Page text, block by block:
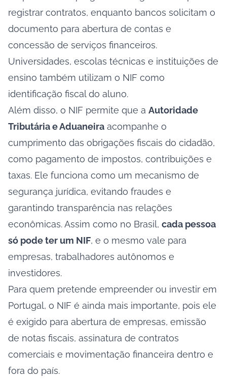
registrar contratos, enquanto bancos solicitam o
documento para abertura de contas e
concessão de serviços financeiros.
Universidades, escolas técnicas e instituições de
ensino também utilizam o NIF como
identificação fiscal do aluno.
Além disso, o NIF permite que a Autoridade
Tributária e Aduaneira acompanhe o
cumprimento das obrigações fiscais do cidadão,
como pagamento de impostos, contribuições e
taxas. Ele funciona como um mecanismo de
segurança jurídica, evitando fraudes e
garantindo transparência nas relações
econômicas. Assim como no Brasil, cada pessoa
só pode ter um NIF, e o mesmo vale para
empresas, trabalhadores autônomos e
investidores.
Para quem pretende empreender ou investir em
Portugal, o NIF é ainda mais importante, pois ele
é exigido para abertura de empresas, emissão
de notas fiscais, assinatura de contratos
comerciais e movimentação financeira dentro e
fora do país.